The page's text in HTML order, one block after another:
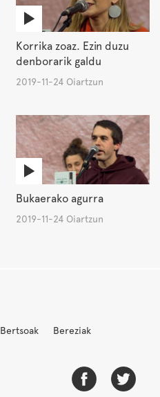
Korrika zoaz. Ezin duzu
denborarik galdu
2019-11-24 Oiartzun
Bukaerako agurra
2019-11-24 Oiartzun
Bertsoak
Bereziak